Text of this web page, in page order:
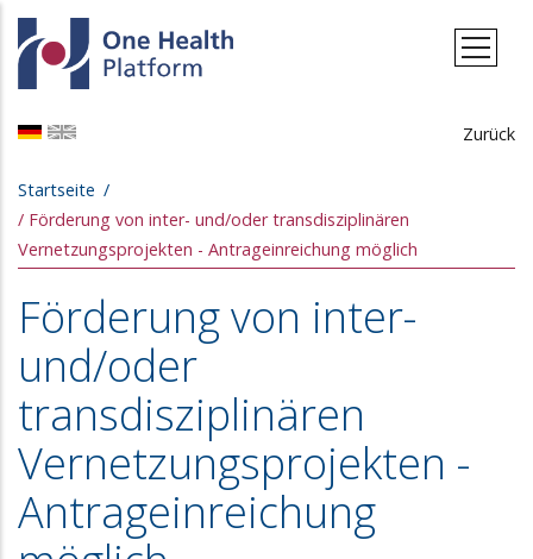
Direkt zum Inhalt
Zurück
Pfadnavigation
Startseite
Förderung von inter- und/oder transdisziplinären
Vernetzungsprojekten - Antrageinreichung möglich
Förderung von inter-
und/oder
transdisziplinären
Vernetzungsprojekten -
Antrageinreichung